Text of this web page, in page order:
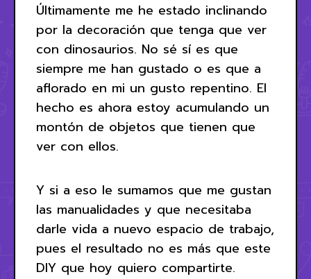
Últimamente me he estado inclinando
por la decoración que tenga que ver
con dinosaurios. No sé sí es que
siempre me han gustado o es que a
aflorado en mi un gusto repentino. El
hecho es ahora estoy acumulando un
montón de objetos que tienen que
ver con ellos.
Y si a eso le sumamos que me gustan
las manualidades y que necesitaba
darle vida a nuevo espacio de trabajo,
pues el resultado no es más que este
DIY que hoy quiero compartirte.